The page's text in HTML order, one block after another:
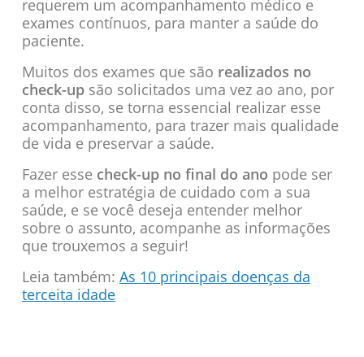
requerem um acompanhamento médico e
exames contínuos, para manter a saúde do
paciente.
Muitos dos exames que são realizados no
check-upsão solicitados uma vez ao ano, por
conta disso, se torna essencial realizar esse
acompanhamento, para trazer mais qualidade
de vida e preservar a saúde.
Fazer esse check-up no final do ano pode ser
a melhor estratégia de cuidado com a sua
saúde, e se você deseja entender melhor
sobre o assunto, acompanhe as informações
que trouxemos a seguir!
Leia também: As 10 principais doenças da
terceita idade